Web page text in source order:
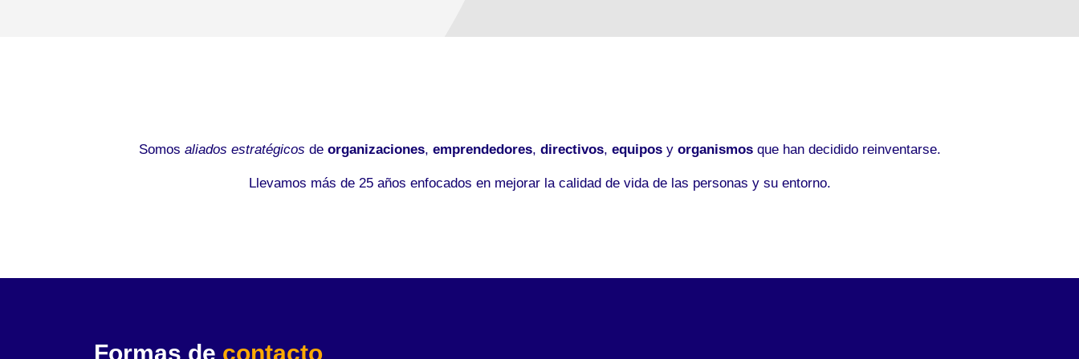
Somos aliados estratégicos de organizaciones, emprendedores, directivos, equiposy organismosque han decidido reinventarse.
Llevamos más de 25 años enfocados en mejorar la calidad de vida de las personas y su entorno.
Formas de contacto